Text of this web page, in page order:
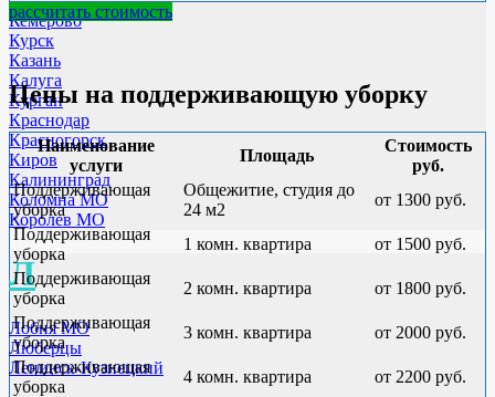
Кемерово
Курск
Казань
Калуга
Курган
Краснодар
Красногорск
Киров
Калининград
Коломна МО
Королев МО
Л
Лобня МО
Люберцы
Ленинск-Кузнецкий
рассчитать стоимость
Цены на поддерживающую уборку
Наименование
услуги
Площадь
Стоимость
руб.
Поддерживающая
уборка
Общежитие, студия до
24 м2
от 1300 руб.
Поддерживающая
уборка
1 комн. квартира
от 1500 руб.
Поддерживающая
уборка
2 комн. квартира
от 1800 руб.
Поддерживающая
уборка
3 комн. квартира
от 2000 руб.
Поддерживающая
уборка
4 комн. квартира
от 2200 руб.